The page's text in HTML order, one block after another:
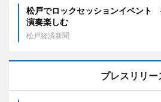
松戸でロックセッションイベント
演奏楽しむ
松戸経済新聞
プレスリリー